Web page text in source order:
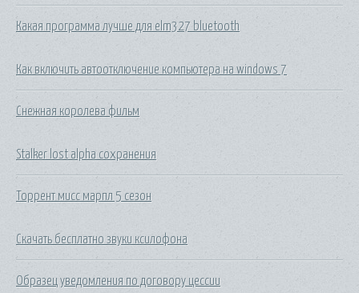
Какая программа лучше для elm327 bluetooth
Как включить автоотключение компьютера на windows 7
Снежная королева фильм
Stalker lost alpha сохранения
Торрент мисс марпл 5 сезон
Скачать бесплатно звуки ксилофона
Образец уведомления по договору цессии